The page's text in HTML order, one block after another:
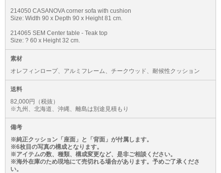
214050 CASANOVA corner sofa with cushion
Size: Width 90 x Depth 90 x Height 81 cm.
214065 SEM Center table - Teak top
Size: ? 60 x Height 32 cm.
素材
オレフィンロープ、アルミフレーム、チークウッド、耐候性クッション
送料
82,000円（税抜）
※九州、北海道、沖縄、離島は別途見積もり
備考
※純正クッション「座面」と「背面」が付属します。
※6枚目の写真の構成となります。
※アイテムの数、種類、構成変更など、是非ご相談ください。
※海外在庫のため現地にて売切れる場合があります。予めご了承くださ
い。